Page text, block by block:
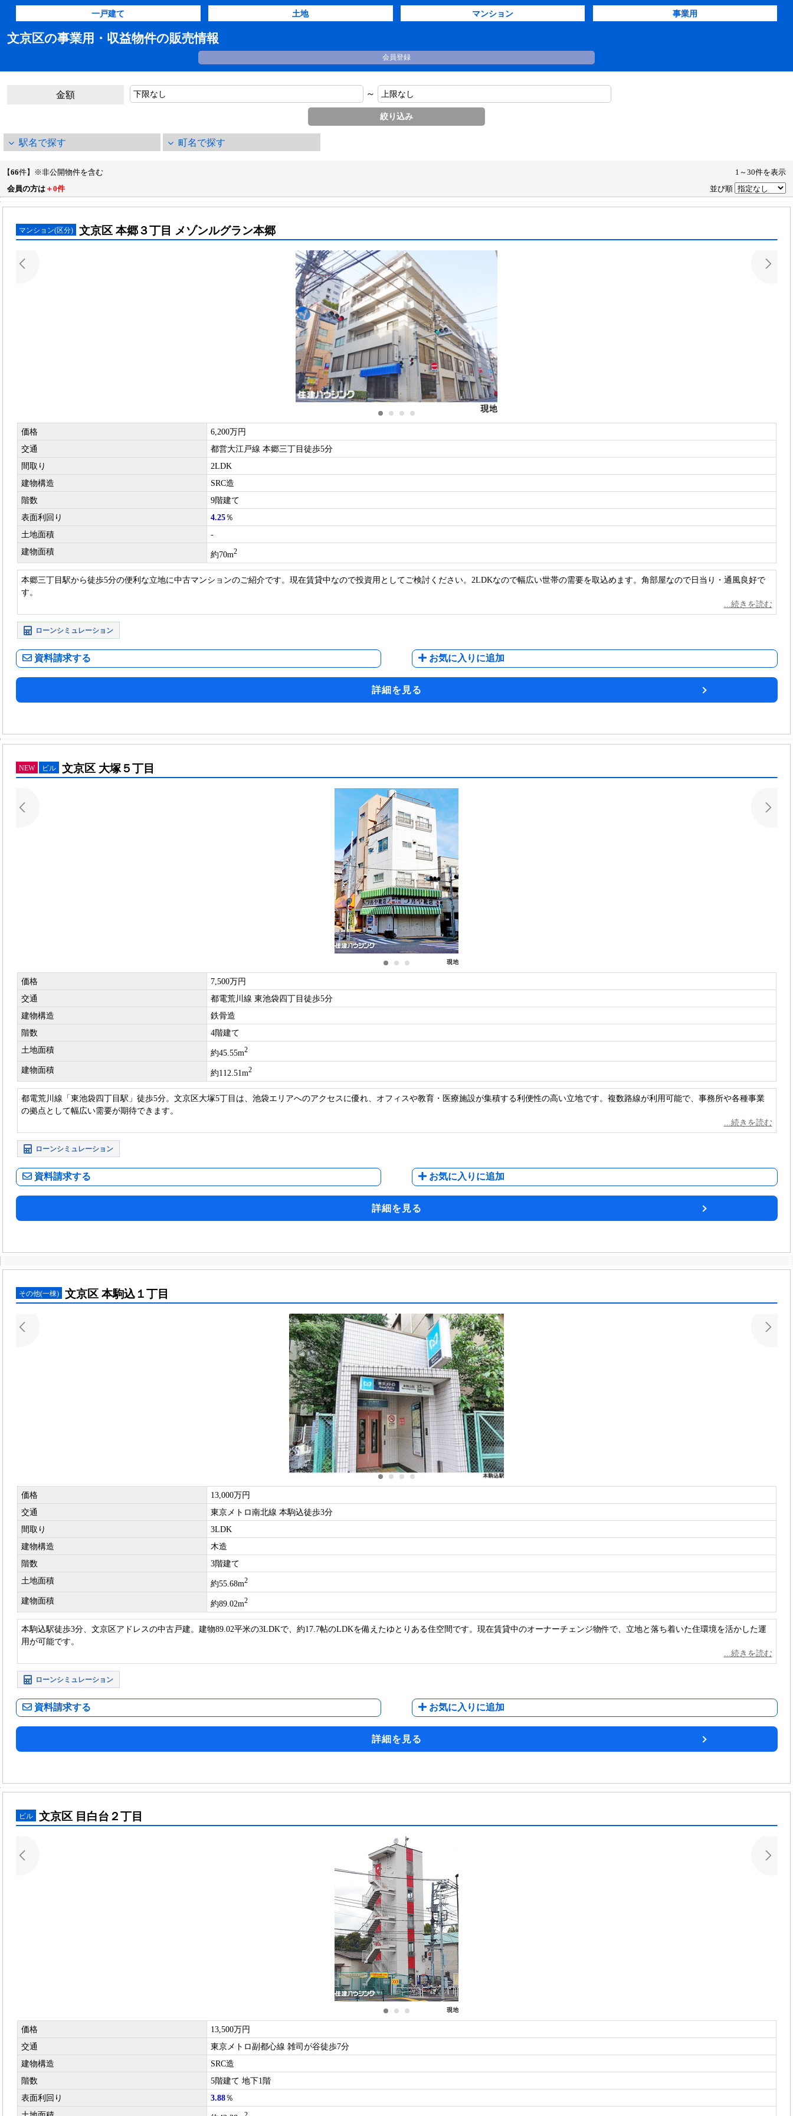
一戸建て 土地 マンション 事業用
文京区の事業用・収益物件の販売情報
会員登録
金額 ～
駅名で探す 町名で探す
【66件】※非公開物件を含む
1～30件を表示
会員の方は ＋0件 並び順
マンション(区分) 文京区 本郷３丁目 メゾンルグラン本郷
価格
6,200万円
交通
都営大江戸線 本郷三丁目徒歩5分
間取り
2LDK
建物構造
SRC造
階数
9階建て
表面利回り
4.25％
土地面積
-
建物面積
約70m2
本郷三丁目駅から徒歩5分の便利な立地に中古マンションのご紹介です。現在賃貸中なので投資用としてご検討ください。2LDKなので幅広い世帯の需要を取込めます。角部屋なので日当り・通風良好で
す。
ローンシミュレーション
資料請求する お気に入りに追加
詳細を見る
NEW ビル 文京区 大塚５丁目
価格
7,500万円
交通
都電荒川線 東池袋四丁目徒歩5分
建物構造
鉄骨造
階数
4階建て
土地面積
約45.55m2
建物面積 約112.51m2
都電荒川線「東池袋四丁目駅」徒歩5分。文京区大塚5丁目は、池袋エリアへのアクセスに優れ、オフィスや教育・医療施設が集積する利便性の高い立地です。複数路線が利用可能で、事務所や各種事業
の拠点として幅広い需要が期待できます。
ローンシミュレーション
資料請求する お気に入りに追加
詳細を見る
その他(一棟) 文京区 本駒込１丁目
価格
13,000万円
交通
東京メトロ南北線 本駒込徒歩3分
間取り
3LDK
建物構造
木造
階数
3階建て
土地面積
約55.68m2
建物面積 約89.02m2
本駒込駅徒歩3分、文京区アドレスの中古戸建。建物89.02平米の3LDKで、約17.7帖のLDKを備えたゆとりある住空間です。現在賃貸中のオーナーチェンジ物件で、立地と落ち着いた住環境を活かした運
用が可能です。
ローンシミュレーション
資料請求する お気に入りに追加
詳細を見る
ビル 文京区 目白台２丁目
価格
13,500万円
交通
東京メトロ副都心線 雑司が谷徒歩7分
建物構造
SRC造
階数
5階建て 地下1階
表面利回り
3.88％